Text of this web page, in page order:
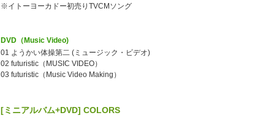
※イトーヨーカドー初売りTVCMソング
DVD（Music Video)
01 ようかい体操第二 (ミュージック・ビデオ)
02 futuristic（MUSIC VIDEO）
03 futuristic（Music Video Making）
[ミニアルバム+DVD] COLORS